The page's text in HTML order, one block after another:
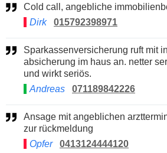
Cold call, angebliche
Dirk
015792398971
Sparkassenversicherung ruft mit infos zu fugen -
absicherung im haus an. netter
und wirkt seriös.
Andreas
071189842226
Ansage mit angeblichen arzttermin und unseriöser e-mail
zur rückmeldung
Opfer
0413124444120